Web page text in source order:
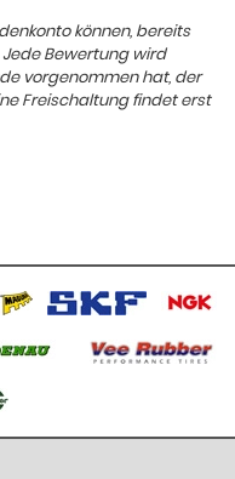
können, bereits
Bewertung wird
vorgenommen hat, der
Freischaltung findet erst